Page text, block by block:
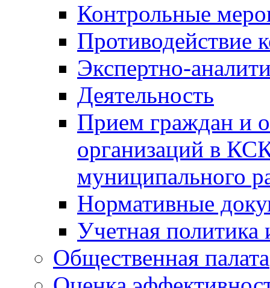
Контрольные
Противодействие
Экспертно-
Деятельность
Прием граждан и
организаций в
муниципального
Нормативные
Учетная политика
Общественная палата